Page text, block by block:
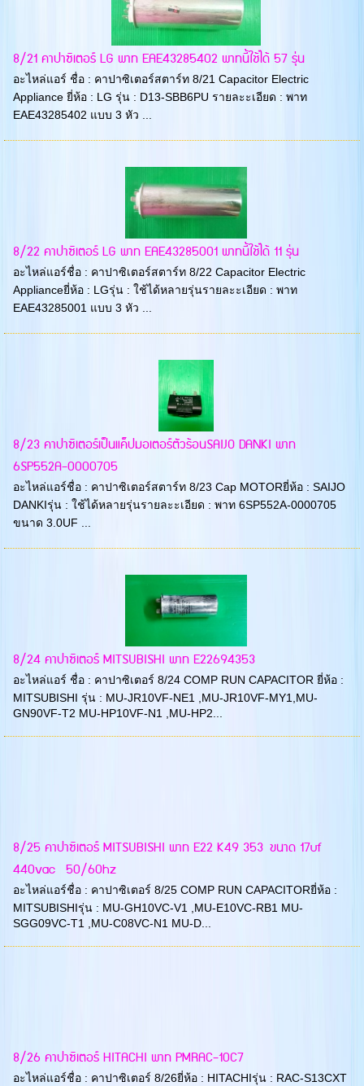
8/21 คาปาซิเตอร์ LG พาท EAE43285402 พาทนี้ใช้ได้ 57 รุ่น
อะไหล่แอร์ ชื่อ : คาปาซิเตอร์สตาร์ท 8/21 Capacitor Electric
Appliance ยี่ห้อ : LG รุ่น : D13-SBB6PU รายละะเอียด : พาท
EAE43285402 แบบ 3 หัว ...
8/22 คาปาซิเตอร์ LG พาท EAE43285001 พาทนี้ใช้ได้ 11 รุ่น
อะไหล่แอร์ชื่อ : คาปาซิเตอร์สตาร์ท 8/22 Capacitor Electric
Applianceยี่ห้อ : LGรุ่น : ใช้ได้หลายรุ่นรายละะเอียด : พาท
EAE43285001 แบบ 3 หัว ...
8/23 คาปาซิเตอร์เป็นแค็ปมอเตอร์ตัวร้อนSAIJO DANKI พาท
6SP552A-0000705
อะไหล่แอร์ชื่อ : คาปาซิเตอร์สตาร์ท 8/23 Cap MOTORยี่ห้อ : SAIJO
DANKIรุ่น : ใช้ได้หลายรุ่นรายละะเอียด : พาท 6SP552A-0000705
ขนาด 3.0UF ...
8/24 คาปาซิเตอร์ MITSUBISHI พาท E22694353
อะไหล่แอร์ ชื่อ : คาปาซิเตอร์ 8/24 COMP RUN CAPACITOR ยี่ห้อ :
MITSUBISHI รุ่น : MU-JR10VF-NE1 ,MU-JR10VF-MY1,MU-
GN90VF-T2 MU-HP10VF-N1 ,MU-HP2...
8/25 คาปาซิเตอร์ MITSUBISHI พาท E22 K49 353 ขนาด 17uf
440vac 50/60hz
อะไหล่แอร์ชื่อ : คาปาซิเตอร์ 8/25 COMP RUN CAPACITORยี่ห้อ :
MITSUBISHIรุ่น : MU-GH10VC-V1 ,MU-E10VC-RB1 MU-
SGG09VC-T1 ,MU-C08VC-N1 MU-D...
8/26 คาปาซิเตอร์ HITACHI พาท PMRAC-10C7
อะไหล่แอร์ชื่อ : คาปาซิเตอร์ 8/26ยี่ห้อ : HITACHIรุ่น : RAC-S13CXT